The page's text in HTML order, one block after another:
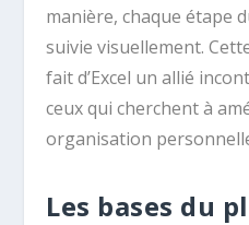
manière, chaque étape
suivie visuellement.
fait d’Excel un allié
ceux qui cherchent à
organisation
Les bases du